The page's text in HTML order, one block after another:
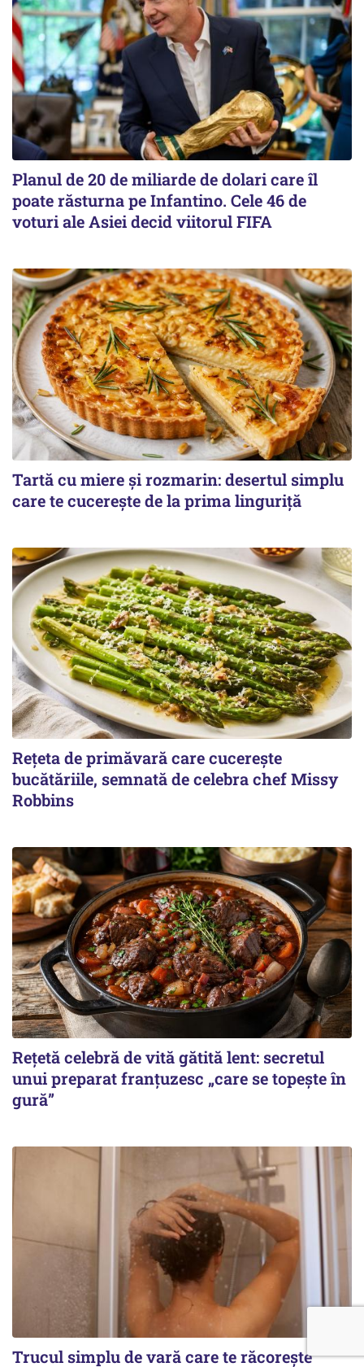
Planul de 20 de miliarde de dolari care îl
poate răsturna pe Infantino. Cele 46 de
voturi ale Asiei decid viitorul FIFA
Tartă cu miere și rozmarin: desertul simplu
care te cucerește de la prima linguriță
Rețeta de primăvară care cucerește
bucătăriile, semnată de celebra chef Missy
Robbins
Rețetă celebră de vită gătită lent: secretul
unui preparat franțuzesc „care se topește în
gură”
Trucul simplu de vară care te răcorește